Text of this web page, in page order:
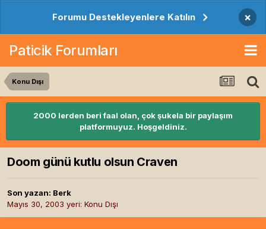
Forumu Destekleyenlere Katılın ×
Paticik Forumları
Konu Dışı
2000 lerden beri faal olan, çok şukela bir paylaşım
platformuyuz. Hoşgeldiniz.
Doom günü kutlu olsun Craven
Son yazan: Berk
Mayıs 30, 2003 yeri: Konu Dışı